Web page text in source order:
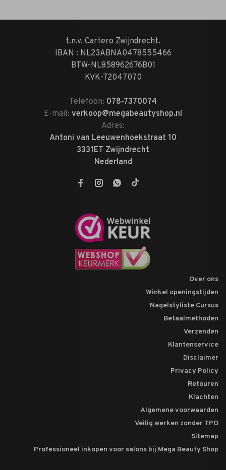
t.n.v. Cartero Zwijndrecht.
IBAN : NL23ABNA0478555466
BTW-NL858962676B01
KVK-72047070
Telefoon: 078-7370074
E-mail: verkoop@megabeautyshop.nl
Adres:
Antoni van Leeuwenhoekstraat 10
3331ET Zwijndrecht
Nederland
Over ons
Winkel openingstijden
Nagelstyliste Cursus
Betaalmethoden
Verzenden
Klantenservice
Disclaimer
Privacy Policy
Retouren
Klachten
Algemene voorwaarden
Veilig werken zonder TPO
Sitemap
Professioneel inkopen voor salons bij Mega Beauty Shop